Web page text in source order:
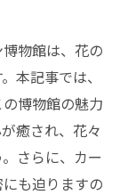
物館は、花の
本記事では、
博物館の魅力
癒され、花々
さらに、カー
も迫りますの